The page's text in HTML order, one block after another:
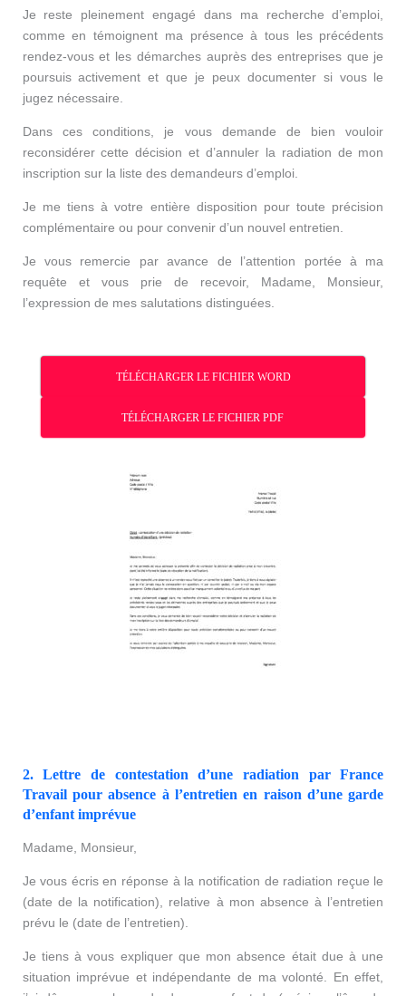
Je reste pleinement engagé dans ma recherche d’emploi,
comme en témoignent ma présence à tous les précédents
rendez-vous et les démarches auprès des entreprises que je
poursuis activement et que je peux documenter si vous le
jugez nécessaire.
Dans ces conditions, je vous demande de bien vouloir
reconsidérer cette décision et d’annuler la radiation de mon
inscription sur la liste des demandeurs d’emploi.
Je me tiens à votre entière disposition pour toute précision
complémentaire ou pour convenir d’un nouvel entretien.
Je vous remercie par avance de l’attention portée à ma
requête et vous prie de recevoir, Madame, Monsieur,
l’expression de mes salutations distinguées.
TÉLÉCHARGER LE FICHIER WORD
TÉLÉCHARGER LE FICHIER PDF
2. Lettre de contestation d’une radiation par France
Travail pour absence à l’entretien en raison d’une garde
d’enfant imprévue
Madame, Monsieur,
Je vous écris en réponse à la notification de radiation reçue le
(date de la notification), relative à mon absence à l’entretien
prévu le (date de l’entretien).
Je tiens à vous expliquer que mon absence était due à une
situation imprévue et indépendante de ma volonté. En effet,